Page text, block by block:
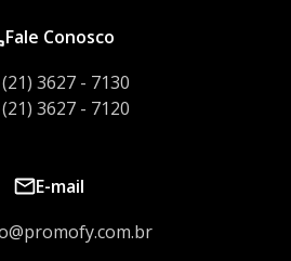
Fale Conosco
3627 - 7130
3627 - 7120
E-mail